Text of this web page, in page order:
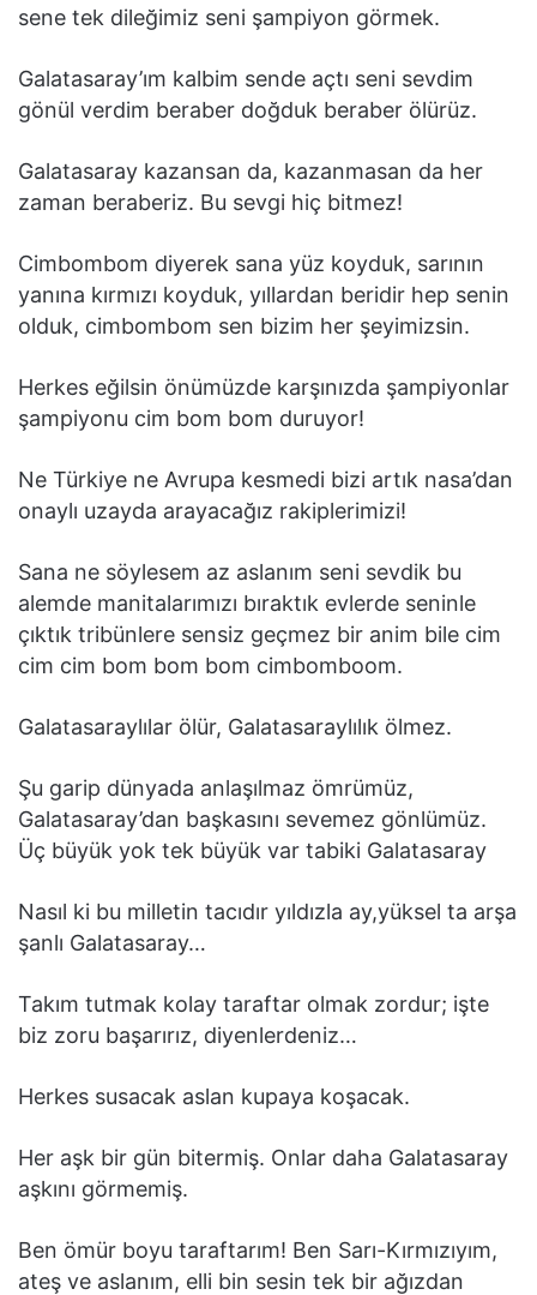
sene tek dileğimiz seni şampiyon görmek.
Galatasaray’ım kalbim sende açtı seni sevdim
gönül verdim beraber doğduk beraber ölürüz.
Galatasaray kazansan da, kazanmasan da her
zaman beraberiz. Bu sevgi hiç bitmez!
Cimbombom diyerek sana yüz koyduk, sarının
yanına kırmızı koyduk, yıllardan beridir hep senin
olduk, cimbombom sen bizim her şeyimizsin.
Herkes eğilsin önümüzde karşınızda şampiyonlar
şampiyonu cim bom bom duruyor!
Ne Türkiye ne Avrupa kesmedi bizi artık nasa’dan
onaylı uzayda arayacağız rakiplerimizi!
Sana ne söylesem az aslanım seni sevdik bu
alemde manitalarımızı bıraktık evlerde seninle
çıktık tribünlere sensiz geçmez bir anim bile cim
cim cim bom bom bom cimbomboom.
Galatasaraylılar ölür, Galatasaraylılık ölmez.
Şu garip dünyada anlaşılmaz ömrümüz,
Galatasaray’dan başkasını sevemez gönlümüz.
Üç büyük yok tek büyük var tabiki Galatasaray
Nasıl ki bu milletin tacıdır yıldızla ay,yüksel ta arşa
şanlı Galatasaray…
Takım tutmak kolay taraftar olmak zordur; işte
biz zoru başarırız, diyenlerdeniz…
Herkes susacak aslan kupaya koşacak.
Her aşk bir gün bitermiş. Onlar daha Galatasaray
aşkını görmemiş.
Ben ömür boyu taraftarım! Ben Sarı-Kırmızıyım,
ateş ve aslanım, elli bin sesin tek bir ağızdan